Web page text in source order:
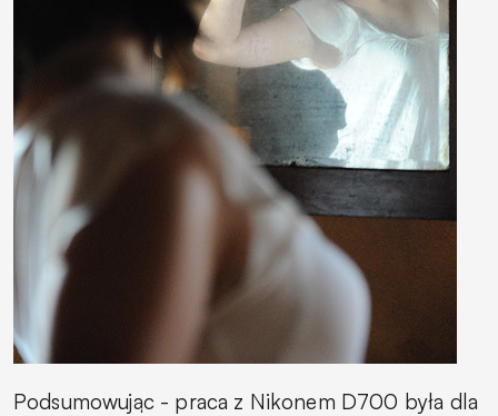
Podsumowując - praca z Nikonem D700 była dla